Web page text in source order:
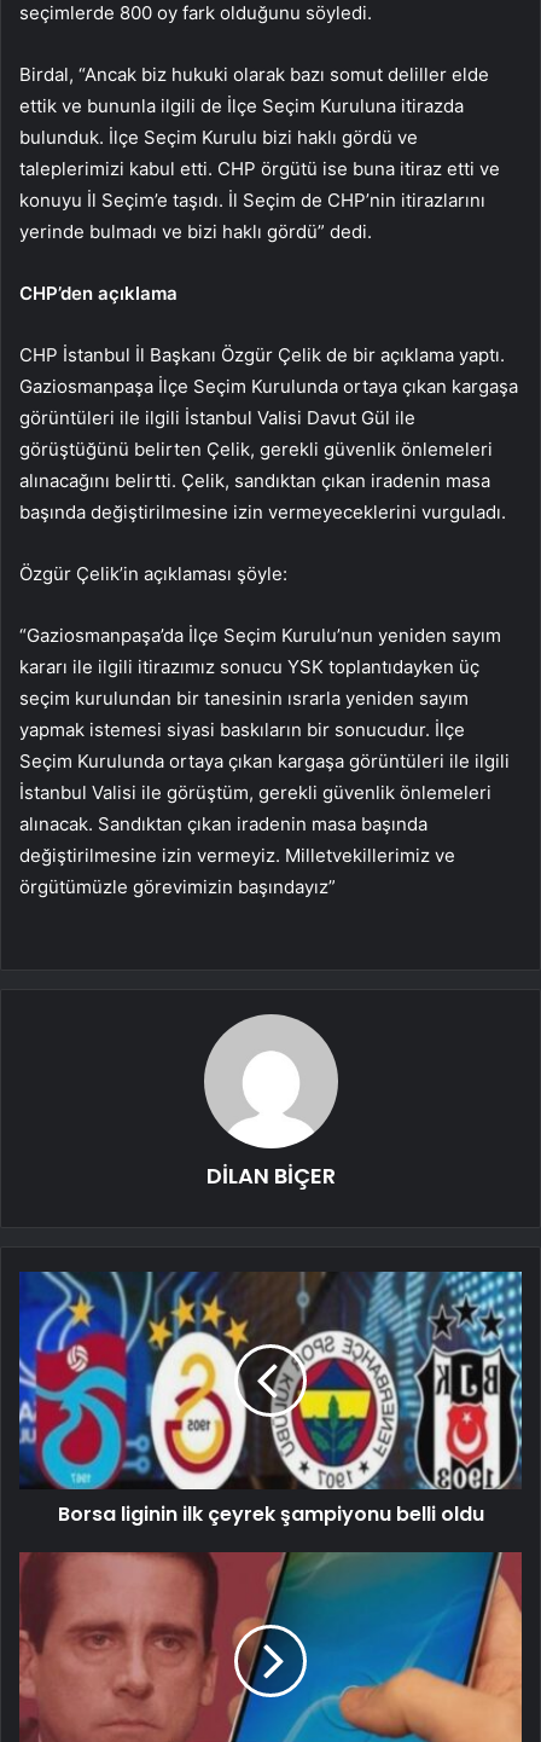
seçimlerde 800 oy fark olduğunu söyledi.
Birdal, “Ancak biz hukuki olarak bazı somut deliller elde
ettik ve bununla ilgili de İlçe Seçim Kuruluna itirazda
bulunduk. İlçe Seçim Kurulu bizi haklı gördü ve
taleplerimizi kabul etti. CHP örgütü ise buna itiraz etti ve
konuyu İl Seçim’e taşıdı. İl Seçim de CHP’nin itirazlarını
yerinde bulmadı ve bizi haklı gördü” dedi.
CHP’den açıklama
CHP İstanbul İl Başkanı Özgür Çelik de bir açıklama yaptı.
Gaziosmanpaşa İlçe Seçim Kurulunda ortaya çıkan kargaşa
görüntüleri ile ilgili İstanbul Valisi Davut Gül ile
görüştüğünü belirten Çelik, gerekli güvenlik önlemeleri
alınacağını belirtti. Çelik, sandıktan çıkan iradenin masa
başında değiştirilmesine izin vermeyeceklerini vurguladı.
Özgür Çelik’in açıklaması şöyle:
“Gaziosmanpaşa’da İlçe Seçim Kurulu’nun yeniden sayım
kararı ile ilgili itirazımız sonucu YSK toplantıdayken üç
seçim kurulundan bir tanesinin ısrarla yeniden sayım
yapmak istemesi siyasi baskıların bir sonucudur. İlçe
Seçim Kurulunda ortaya çıkan kargaşa görüntüleri ile ilgili
İstanbul Valisi ile görüştüm, gerekli güvenlik önlemeleri
alınacak. Sandıktan çıkan iradenin masa başında
değiştirilmesine izin vermeyiz. Milletvekillerimiz ve
örgütümüzle görevimizin başındayız”
DİLAN BİÇER
Borsa liginin ilk çeyrek şampiyonu belli oldu